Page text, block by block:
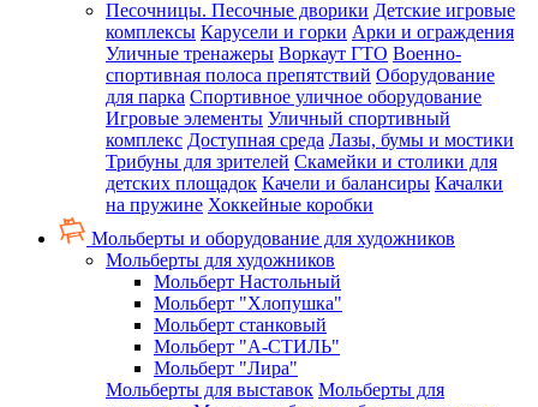
Песочницы. Песочные дворики Детские игровые
комплексы Карусели и горки Арки и ограждения
Уличные тренажеры Воркаут ГТО Военно-
спортивная полоса препятствий Оборудование
для парка Спортивное уличное оборудование
Игровые элементы Уличный спортивный
комплекс Доступная среда Лазы, бумы и мостики
Трибуны для зрителей Скамейки и столики для
детских площадок Качели и балансиры Качалки
на пружине Хоккейные коробки
Мольберты и оборудование для художников
Мольберты для художников
Мольберт Настольный
Мольберт "Хлопушка"
Мольберт станковый
Мольберт "А-СТИЛЬ"
Мольберт "Лира"
Мольберты для выставок Мольберты для